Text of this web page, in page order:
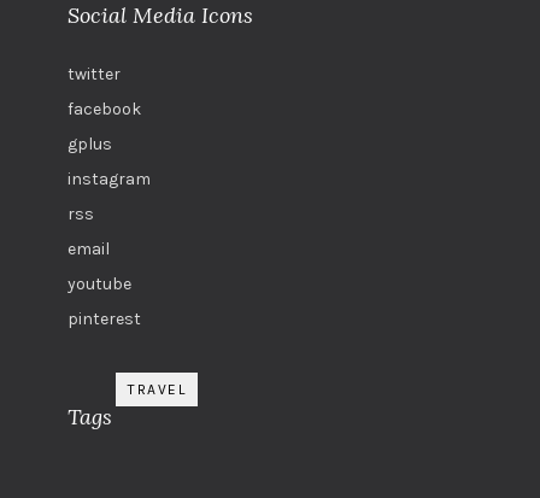
Social Media Icons
twitter
facebook
gplus
instagram
rss
email
youtube
pinterest
Tags
TRAVEL